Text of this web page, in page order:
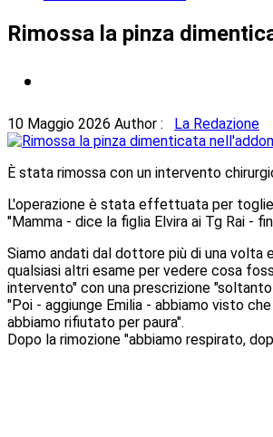
Rimossa la pinza
10 Maggio 2026 Author : La Redazione
È stata rimossa con un intervento
L'operazione è stata effettuata per
"Mamma - dice la figlia Elvira ai Tg Rai -
Siamo andati dal dottore più di una volta
qualsiasi altri esame per vedere cosa
intervento" con una prescrizione
"Poi - aggiunge Emilia - abbiamo visto
abbiamo rifiutato per paura".
Dopo la rimozione "abbiamo respirato,